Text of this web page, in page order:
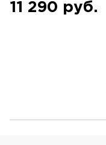
11 290 руб.